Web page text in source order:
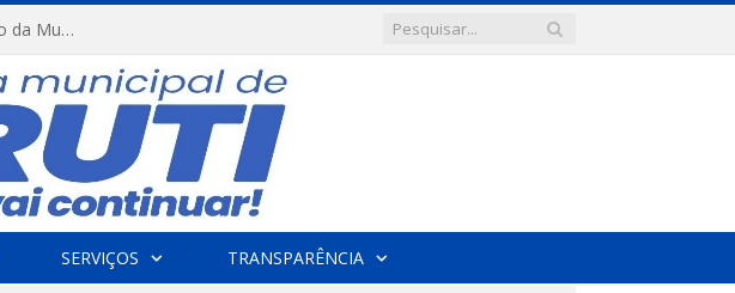
FESTRIBAL 2026 – No Coração da Amazônia. Apresentação da Munduruku.
SERVIÇOS TRANSPARÊNCIA